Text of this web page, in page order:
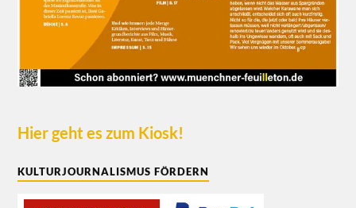
Hier geht es zum Kiosk!
KULTURJOURNALISMUS FÖRDERN